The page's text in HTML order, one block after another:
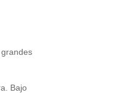
Bajo